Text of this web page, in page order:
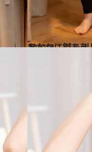
2021.3.1
おなかに鍼を
ライフスタイル